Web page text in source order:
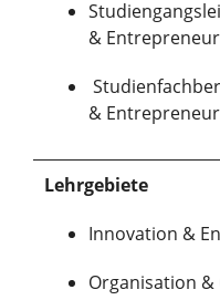
&
&
Lehrgebiete
Innovation &
Organisation &